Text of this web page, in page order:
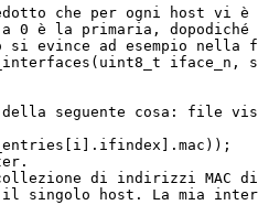
che per ogni host vi è
è la primaria, dopodiché
evince ad esempio nella
iface_n,
della seguente cosa: file
di indirizzi
host. La mia